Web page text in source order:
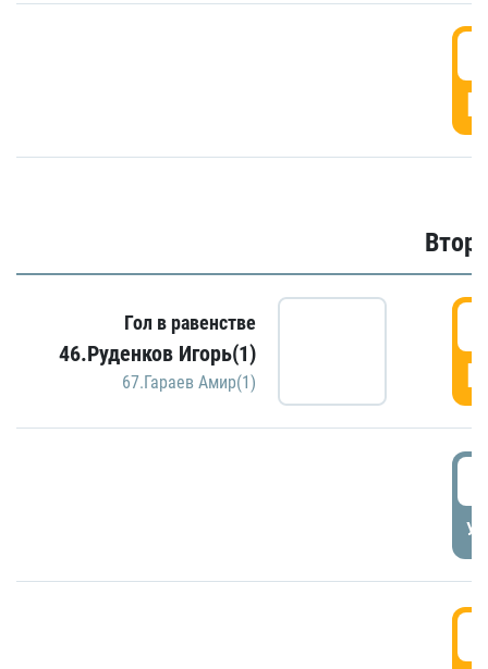
Гол в равенстве
46.Руденков Игорь(1)
67.Гараев Амир(1)